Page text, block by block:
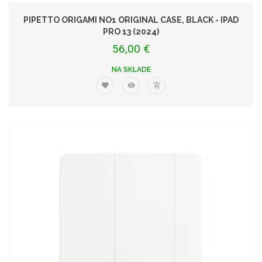
PIPETTO ORIGAMI NO1 ORIGINAL CASE, BLACK - IPAD
PRO 13 (2024)
56,00 €
NA SKLADE